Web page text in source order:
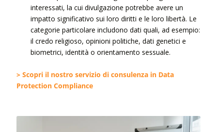
interessati, la cui divulgazione potrebbe avere un
impatto significativo sui loro diritti e le loro libertà. Le
categorie particolare includono dati quali, ad esempio:
il credo religioso, opinioni politiche, dati genetici e
biometrici, identità o orientamento sessuale.
> Scopri il nostro servizio di consulenza in Data
Protection Compliance